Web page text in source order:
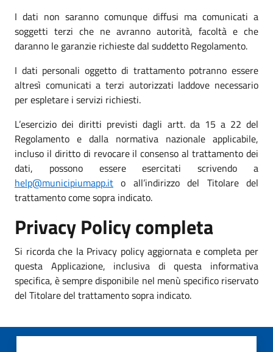
I dati non saranno comunque diffusi ma comunicati a
soggetti terzi che ne avranno autorità, facoltà e che
daranno le garanzie richieste dal suddetto Regolamento.
I dati personali oggetto di trattamento potranno essere
altresì comunicati a terzi autorizzati laddove necessario
per espletare i servizi richiesti.
L’esercizio dei diritti previsti dagli artt. da 15 a 22 del
Regolamento e dalla normativa nazionale applicabile,
incluso il diritto di revocare il consenso al trattamento dei
dati, possono essere esercitati scrivendo a
help@municipiumapp.it o all’indirizzo del Titolare del
trattamento come sopra indicato.
Privacy Policy completa
Si ricorda che la Privacy policy aggiornata e completa per
questa Applicazione, inclusiva di questa informativa
specifica, è sempre disponibile nel menù specifico riservato
del Titolare del trattamento sopra indicato.